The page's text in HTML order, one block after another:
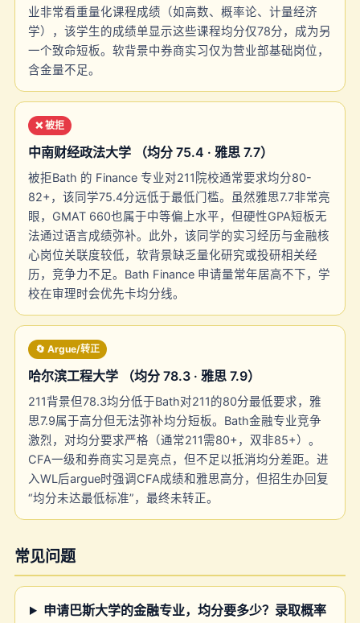
业非常看重量化课程成绩（如高数、概率论、计量经济
学），该学生的成绩单显示这些课程均分仅78分，成为另
一个致命短板。软背景中券商实习仅为营业部基础岗位，
含金量不足。
❌ 被拒
中南财经政法大学 （均分 75.4 · 雅思 7.7）
被拒Bath 的 Finance 专业对211院校通常要求均分80-
82+，该同学75.4分远低于最低门槛。虽然雅思7.7非常亮
眼，GMAT 660也属于中等偏上水平，但硬性GPA短板无
法通过语言成绩弥补。此外，该同学的实习经历与金融核
心岗位关联度较低，软背景缺乏量化研究或投研相关经
历，竞争力不足。Bath Finance 申请量常年居高不下，学
校在审理时会优先卡均分线。
🔄 Argue/转正
哈尔滨工程大学 （均分 78.3 · 雅思 7.9）
211背景但78.3均分低于Bath对211的80分最低要求，雅
思7.9属于高分但无法弥补均分短板。Bath金融专业竞争
激烈，对均分要求严格（通常211需80+，双非85+）。
CFA一级和券商实习是亮点，但不足以抵消均分差距。进
入WL后argue时强调CFA成绩和雅思高分，但招生办回复
“均分未达最低标准”，最终未转正。
常见问题
申请巴斯大学的金融专业，均分要多少？录取概率